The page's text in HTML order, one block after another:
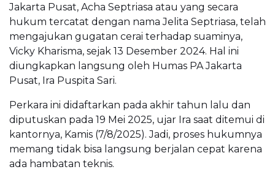
Jakarta Pusat, Acha Septriasa atau yang secara
hukum tercatat dengan nama Jelita Septriasa, telah
mengajukan gugatan cerai terhadap suaminya,
Vicky Kharisma, sejak 13 Desember 2024. Hal ini
diungkapkan langsung oleh Humas PA Jakarta
Pusat, Ira Puspita Sari.
Perkara ini didaftarkan pada akhir tahun lalu dan
diputuskan pada 19 Mei 2025, ujar Ira saat ditemui di
kantornya, Kamis (7/8/2025). Jadi, proses hukumnya
memang tidak bisa langsung berjalan cepat karena
ada hambatan teknis.